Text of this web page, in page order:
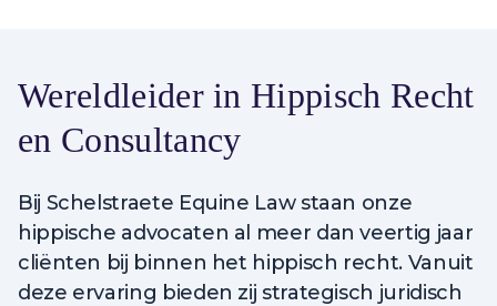
Wereldleider in Hippisch Recht
en Consultancy
Bij Schelstraete Equine Law staan onze
hippische advocaten al meer dan veertig jaar
cliënten bij binnen het hippisch recht. Vanuit
deze ervaring bieden zij strategisch juridisch